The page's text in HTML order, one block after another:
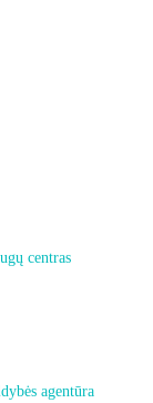
centras
agentūra